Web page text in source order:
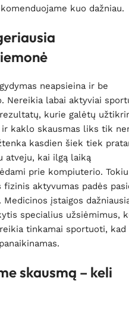
kuo dažniau.
neapsieina ir be
Nereikia labai aktyviai
kurie galėtų
kaklo skausmas liks tik
kasdien šiek tiek
atveju, kai ilgą laiką
prie kompiuterio.
fizinis aktyvumas padės
įstaigos
specialius užsiėmimus,
tinkamai sportuoti, kad
skausmą – keli